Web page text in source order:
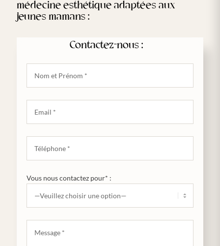
médecine esthétique adaptées aux
jeunes mamans :
Contactez-nous :
Vous nous contactez pour* :